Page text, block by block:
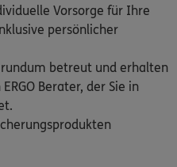
Stralsund(29.4 km)
ERGO
Stralsund(29.5 km)
Vorsorge für Ihre
persönlicher
betreut und erhalten
Berater, der Sie in